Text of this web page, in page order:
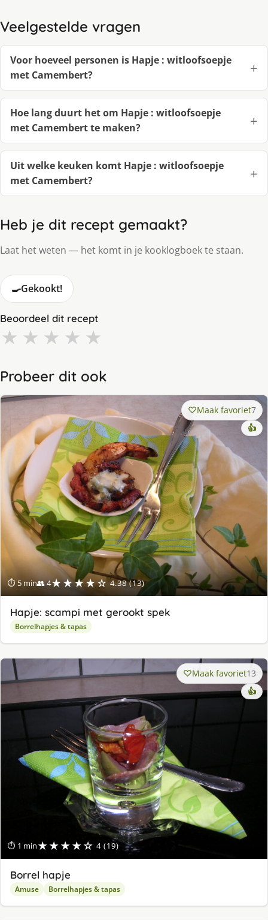
Veelgestelde vragen
Voor hoeveel personen is Hapje : witloofsoepje
met Camembert?
Hoe lang duurt het om Hapje : witloofsoepje
met Camembert te maken?
Uit welke keuken komt Hapje : witloofsoepje
met Camembert?
Heb je dit recept gemaakt?
Laat het weten — het komt in je kooklogboek te staan.
🍳Gekookt!
Beoordeel dit recept
★ ★ ★ ★ ★
Probeer dit ook
⏱ 5 min👥 4★★★★☆ 4.38 (13)
Maak favoriet7
👍
Hapje: scampi met gerookt spek
Borrelhapjes & tapas
⏱ 1 min★★★★☆ 4 (19)
Maak favoriet13
👍
Borrel hapje
Amuse Borrelhapjes & tapas